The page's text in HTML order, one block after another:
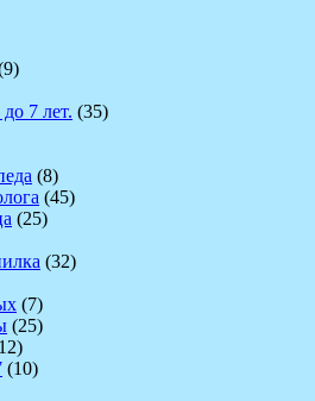
7 лет. (35)
(8)
(45)
(25)
(32)
(7)
(25)
(10)